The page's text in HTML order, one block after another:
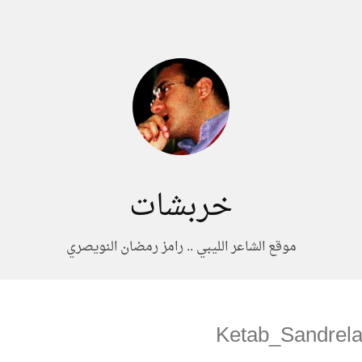
خربشات
موقع الشاعر الليبي .. رامز رمضان النويصري